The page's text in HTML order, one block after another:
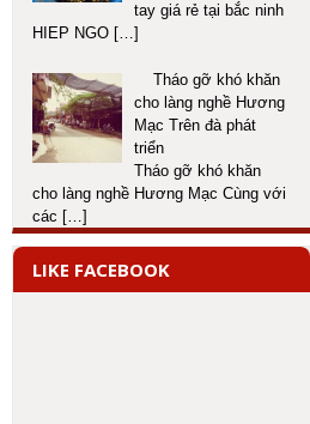
tay giá rẻ tại bắc ninh
HIEP NGO […]
Tháo gỡ khó khăn
cho làng nghề Hương
Mạc Trên đà phát
triển
Tháo gỡ khó khăn
cho làng nghề Hương Mạc Cùng với
các […]
LIKE FACEBOOK